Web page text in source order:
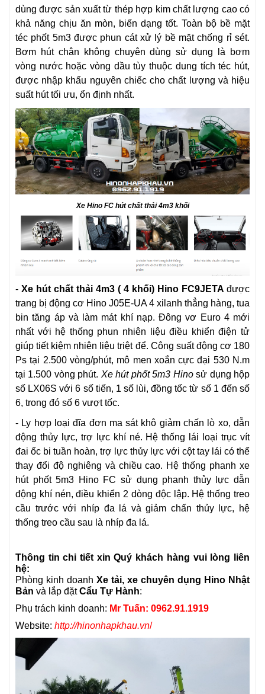
dùng được sản xuất từ thép hợp kim chất lượng cao có
khả năng chịu ăn mòn, biến dạng tốt. Toàn bộ bề mặt
téc phốt 5m3 được phun cát xử lý bề mặt chống rỉ sét.
Bơm hút chân không chuyên dùng sử dụng là bơm
vòng nước hoặc vòng dầu tùy thuộc dung tích téc hút,
được nhập khẩu nguyên chiếc cho chất lượng và hiệu
suất hút tối ưu, ổn định nhất.
Xe Hino FC hút chất thải 4m3 khối
- Xe hút chất thải 4m3 ( 4 khối) Hino FC9JETA được
trang bị động cơ Hino J05E-UA 4 xilanh thẳng hàng, tua
bin tăng áp và làm mát khí nạp. Đông vơ Euro 4 mới
nhất với hệ thống phun nhiên liệu điều khiển điện tử
giúp tiết kiệm nhiên liệu triệt để. Công suất động cơ 180
Ps tại 2.500 vòng/phút, mô men xoắn cực đại 530 N.m
tại 1.500 vòng phút. Xe hút phốt 5m3 Hinosử dụng hộp
số LX06S với 6 số tiến, 1 số lùi, đồng tốc từ số 1 đến số
6, trong đó số 6 vượt tốc.
- Ly hợp loại đĩa đơn ma sát khô giảm chấn lò xo, dẫn
động thủy lực, trợ lực khí né. Hệ thống lái loại trục vít
đai ốc bi tuần hoàn, trợ lực thủy lực với cột tay lái có thể
thay đổi độ nghiêng và chiều cao. Hệ thống phanh xe
hút phốt 5m3 Hino FC sử dụng phanh thủy lực dẫn
động khí nén, điều khiển 2 dòng độc lập. Hệ thống treo
cầu trước với nhíp đa lá và giảm chấn thủy lực, hệ
thống treo cầu sau là nhíp đa lá.
Thông tin chi tiết xin Quý khách hàng vui lòng liên
hệ:
Phòng kinh doanh Xe tải, xe chuyên dụng Hino Nhật
Bản và lắp đặtCẩu Tự Hành:
Phụ trách kinh doanh: Mr Tuấn: 0962.91.1919
Website: http://hinonhapkhau.vn/